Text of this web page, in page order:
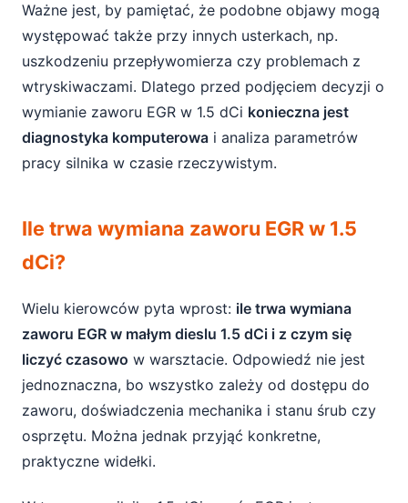
Ważne jest, by pamiętać, że podobne objawy mogą
występować także przy innych usterkach, np.
uszkodzeniu przepływomierza czy problemach z
wtryskiwaczami. Dlatego przed podjęciem decyzji o
wymianie zaworu EGR w 1.5 dCi konieczna jest
diagnostyka komputerowa i analiza parametrów
pracy silnika w czasie rzeczywistym.
Ile trwa wymiana zaworu EGR w 1.5
dCi?
Wielu kierowców pyta wprost: ile trwa wymiana
zaworu EGR w małym dieslu 1.5 dCi i z czym się
liczyć czasowo w warsztacie. Odpowiedź nie jest
jednoznaczna, bo wszystko zależy od dostępu do
zaworu, doświadczenia mechanika i stanu śrub czy
osprzętu. Można jednak przyjąć konkretne,
praktyczne widełki.